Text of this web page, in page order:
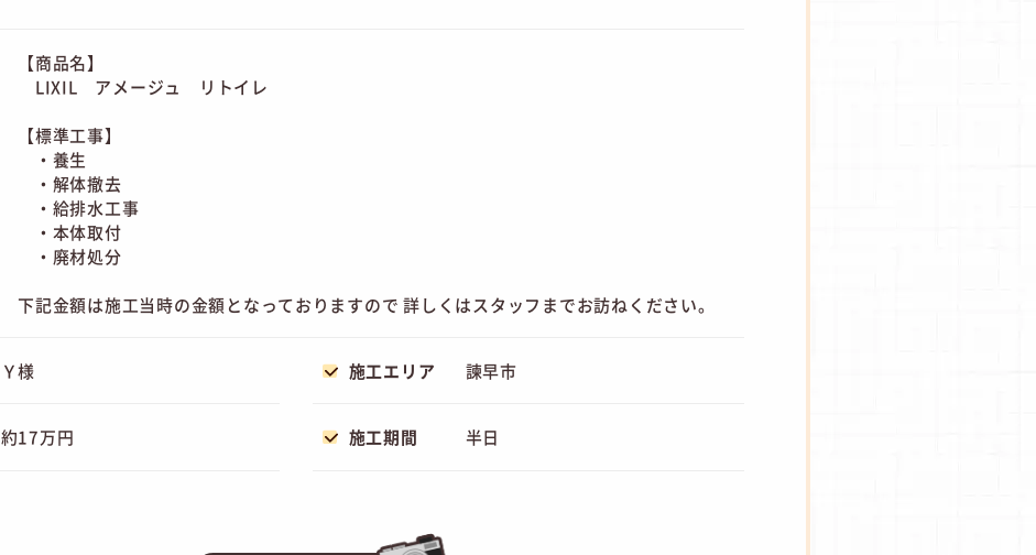
【商品名】
LIXIL アメージュ リトイレ
【標準工事】
・養生
・解体撤去
・給排水工事
・本体取付
・廃材処分
下記金額は施工当時の金額となっておりますので 詳しくはスタッフまでお訪ねください。
Ｙ様 施工エリア 諫早市
約17万円 施工期間 半日